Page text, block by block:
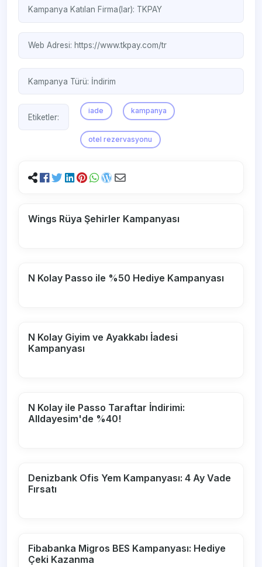
Kampanya Katılan Firma(lar): TKPAY
Web Adresi: https://www.tkpay.com/tr
Kampanya Türü: İndirim
Etiketler:
iade kampanya
otel rezervasyonu
Wings Rüya Şehirler Kampanyası
N Kolay Passo ile %50 Hediye Kampanyası
N Kolay Giyim ve Ayakkabı İadesi
Kampanyası
N Kolay ile Passo Taraftar İndirimi:
Alldayesim'de %40!
Denizbank Ofis Yem Kampanyası: 4 Ay Vade
Fırsatı
Fibabanka Migros BES Kampanyası: Hediye
Çeki Kazanma